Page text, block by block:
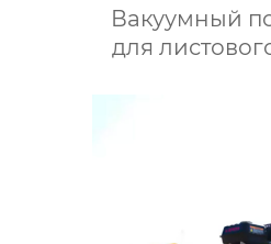
Вакуумный
для